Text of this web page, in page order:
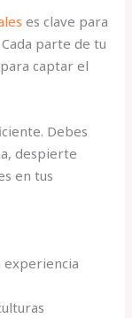
es clave para
parte de tu
captar el
Debes
despierte
en tus
experiencia